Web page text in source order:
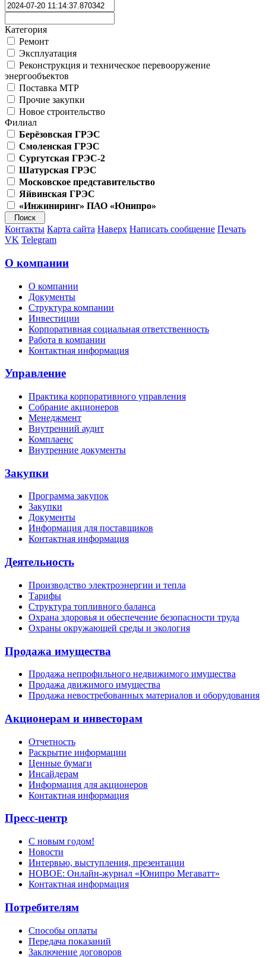
Категория
Ремонт
Эксплуатация
Реконструкция и техническое перевооружение
энергообъектов
Поставка МТР
Прочие закупки
Новое строительство
Филиал
Берёзовская ГРЭС
Смоленская ГРЭС
Сургутская ГРЭС-2
Шатурская ГРЭС
Московское представительство
Яйвинская ГРЭС
«Инжиниринг» ПАО «Юнипро»
Контакты Карта сайта Наверх Написать сообщение Печать
VK Telegram
О компании
О компании
Документы
Структура компании
Инвестиции
Корпоративная социальная ответственность
Работа в компании
Контактная информация
Управление
Практика корпоративного управления
Собрание акционеров
Менеджмент
Внутренний аудит
Комплаенс
Внутренние документы
Закупки
Программа закупок
Закупки
Документы
Информация для поставщиков
Контактная информация
Деятельность
Производство электроэнергии и тепла
Тарифы
Структура топливного баланса
Охрана здоровья и обеспечение безопасности труда
Охраны окружающей среды и экология
Продажа имущества
Продажа непрофильного недвижимого имущества
Продажа движимого имущества
Продажа невостребованных материалов и оборудования
Акционерам и инвесторам
Отчетность
Раскрытие информации
Ценные бумаги
Инсайдерам
Информация для акционеров
Контактная информация
Пресс-центр
С новым годом!
Новости
Интервью, выступления, презентации
НОВОЕ: Онлайн-журнал «Юнипро Мегаватт»
Контактная информация
Потребителям
Способы оплаты
Передача показаний
Заключение договоров